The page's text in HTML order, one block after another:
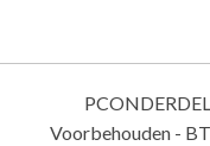
Voorbehouden -